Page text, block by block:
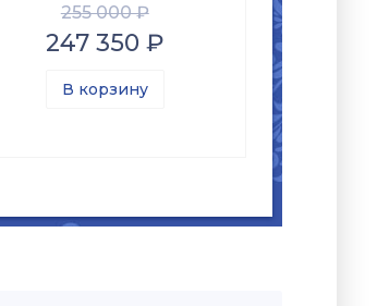
255 000 ₽
247 350 ₽
В корзину